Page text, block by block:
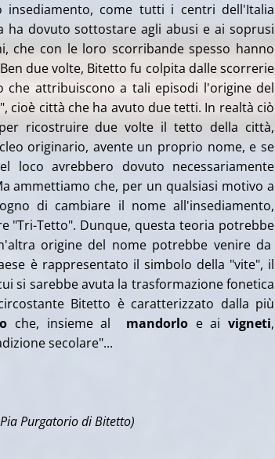
insediamento, come tutti i centri dell'Italia
ha dovuto sottostare agli abusi e ai soprusi
che con le loro scorribande spesso hanno
due volte, Bitetto fu colpita dalle scorrerie
che attribuiscono a tali episodi l'origine del
", cioè città che ha avuto due tetti. In realtà ciò
ricostruire due volte il tetto della città,
originario, avente un proprio nome, e se
loco avrebbero dovuto necessariamente
ammettiamo che, per un qualsiasi motivo a
di cambiare il nome all'insediamento,
"Tri-Tetto". Dunque, questa teoria potrebbe
origine del nome potrebbe venire da
è rappresentato il simbolo della "vite", il
si sarebbe avuta la trasformazione fonetica
Bitetto è caratterizzato dalla più
che, insieme al mandorloe aivigneti,
secolare"...
Purgatorio di Bitetto)